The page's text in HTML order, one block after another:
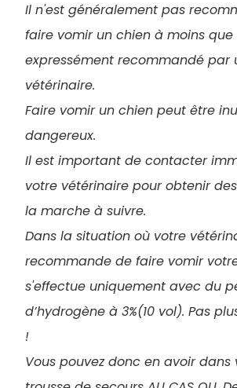
Il n'est généralement pas
faire vomir un chien à moins
expressément recommandé par
vétérinaire.
Faire vomir un chien peut être
dangereux.
Il est important de contacter
votre vétérinaire pour obtenir
la marche à suivre.
Dans la situation où votre
recommande de faire vomir
s'effectue uniquement avec du
d’hydrogène à 3%(10 vol). Pas
!
Vous pouvez donc en avoir dans